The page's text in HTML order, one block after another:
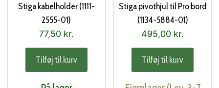
Stiga kabelholder (1111-
2555-01)
77,50 kr.
Tilføj til kurv
Stiga pivothjul til Pro bord
(1134-5884-01)
495,00 kr.
Tilføj til kurv